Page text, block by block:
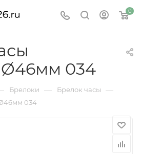
0
034
Брелоки — Брелок часы —
034